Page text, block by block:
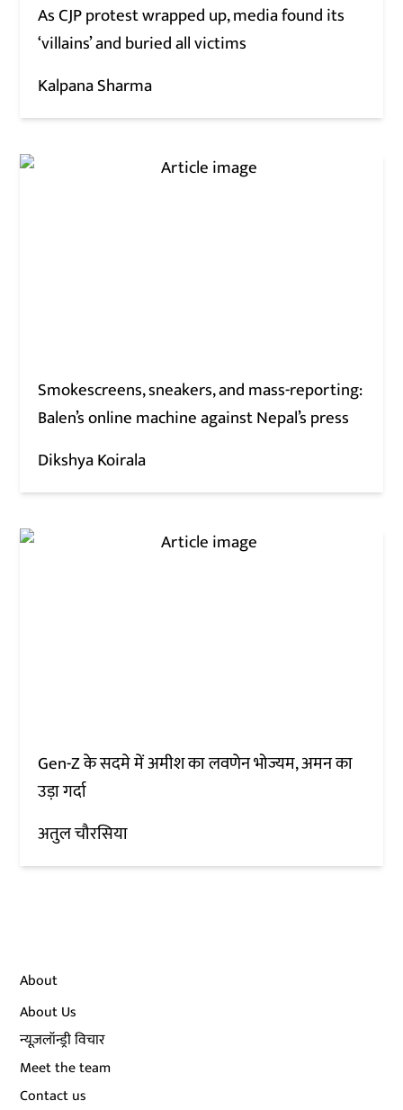
As CJP protest wrapped up, media found its
‘villains’ and buried all victims
Kalpana Sharma
Smokescreens, sneakers, and mass-reporting:
Balen’s online machine against Nepal’s press
Dikshya Koirala
Gen-Z के सदमे में अमीश का लवणेन भोज्यम, अमन का
उड़ा गर्दा
अतुल चौरसिया
About
About Us
न्यूज़लॉन्ड्री विचार
Meet the team
Contact us